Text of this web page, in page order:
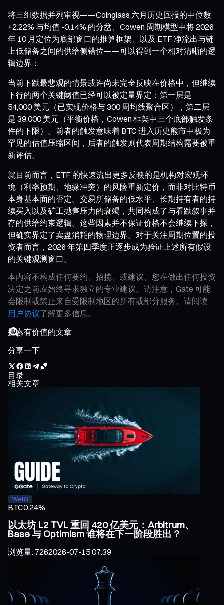
将三组数据并列审视——Coinglass 六月历史回报的中位数
+2.22% 与均值 -0.14% 的分岔、Cowen 周期模型中将 2026
年 10 月定位为底部窗口的推算框架、以及 ETF 净流出与链
上低储备之间的供给侧错位——可以得到一个相对清晰的逻
辑边界：
当前下跌最悲观的情景或许尚未完全反映在价格中，但继续
下行的两个关键阈值已经可以被定量界定：第一层是
54,000 美元（已实现价格与 300 周均线聚合区），第二层
是 39,000 美元（平衡价格，Cowen 框架中三个底部触发条
件的下限）。前者的触发意味着 BTC 进入历史熊市中极为
罕见的估值压缩区间，后者的触发则代表周期结构需要被重
新评估。
就目前而言，ETF 的快速流出更多反映的是机构对宏观环
境（利率预期、地缘冲突）的风险重新定价，而非对比特币
本身基本面的否定。交易所储备的低水平、长期持有者的持
续买入以及矿工抛售压力的衰竭，共同构成了与看跌叙事并
存的供给约束逻辑。这些因素并不保证价格不会继续下探，
但确实界定了卖盘消耗的物理边界。对于关注周期位置的投
资者而言，2026 年第四季度正逐步成为验证上述所有假设
的关键观测窗口。
本内容不构成任何要约、招揽、或建议。您在做出任何投资
决定之前应始终寻求独立的专业建议。请注意，Gate 可能
会限制或禁止来自受限制地区的所有或部分服务。请阅读
用户协议了解更多信息。
分享一下
目录
相关文章
Web3
BTC0.24%
以太坊 L2 TVL 重回 420 亿美元：Arbitrum、
Base 与 Optimism 谁将在下一阶段胜出？
浏览量: 7262026-07-15 07:39